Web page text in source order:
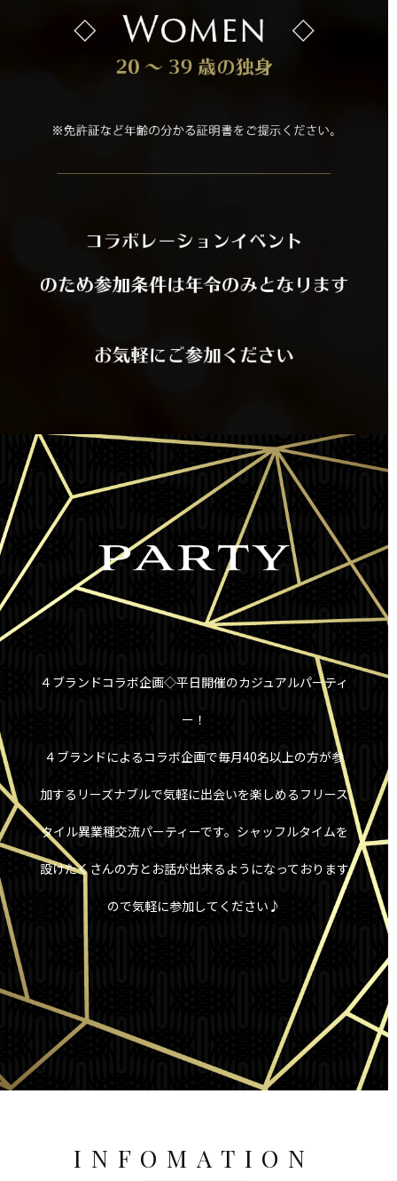
４ブランドコラボ企画◇平日開催のカジュアルパーティ
ー！
４ブランドによるコラボ企画で毎月40名以上の方が参
加するリーズナブルで気軽に出会いを楽しめるフリース
タイル異業種交流パーティーです。シャッフルタイムを
設けたくさんの方とお話が出来るようになっております
ので気軽に参加してください♪
INFOMATION